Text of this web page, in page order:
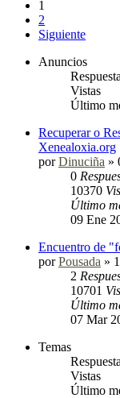
1
2
Siguiente
Anuncios
Vistas
Último
Recuperar o
Xenealoxia.org
porDinuciña »
0
10370
Último
09 Ene
Encuentro de
porPousada »
2
10701
Último
07 Mar
Temas
Vistas
Último